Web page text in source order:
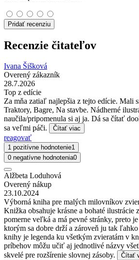
Pridať recenziu
Recenzie čitateľov
Ivana Šišková
Overený zákazník
28.7.2026
Top z edície
Za mňa zatiaľ najlepšia z tejto edície. Mali
Traktory, Bagre, Na stavbe. Nádherné
naučila/pripomenula si aj ja. Dá sa čítať
sa veľmi páči.
Čítať viac
reagovať
1 pozitívne hodnotenie1
0 negatívne hodnotenia0
Alžbeta Loduhová
Overený nákup
23.10.2024
Výborná kniha pre malých milovníkov
Knižka obsahuje krásne a bohaté ilustrácie
pomerne veľká a má pevné stránky, preto
ktorým sa dobre drží a zároveň ju tak
knihy je legenda ku všetkým zvieratám v
príbehov môžu učiť aj jednotlivé názvy
skvelé pre rozšírenie slovnej zásoby.
Čítať